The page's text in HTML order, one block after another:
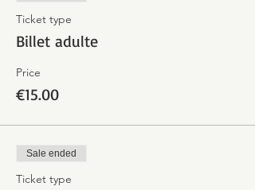
Ticket type
Billet adulte
Price
€15.00
Sale ended
Ticket type